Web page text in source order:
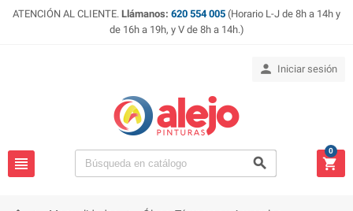
ATENCIÓN AL CLIENTE. Llámanos: 620 554 005 (Horario L-J de 8h a 14h y
de 16h a 19h, y V de 8h a 14h.)
 Iniciar sesión
  
0